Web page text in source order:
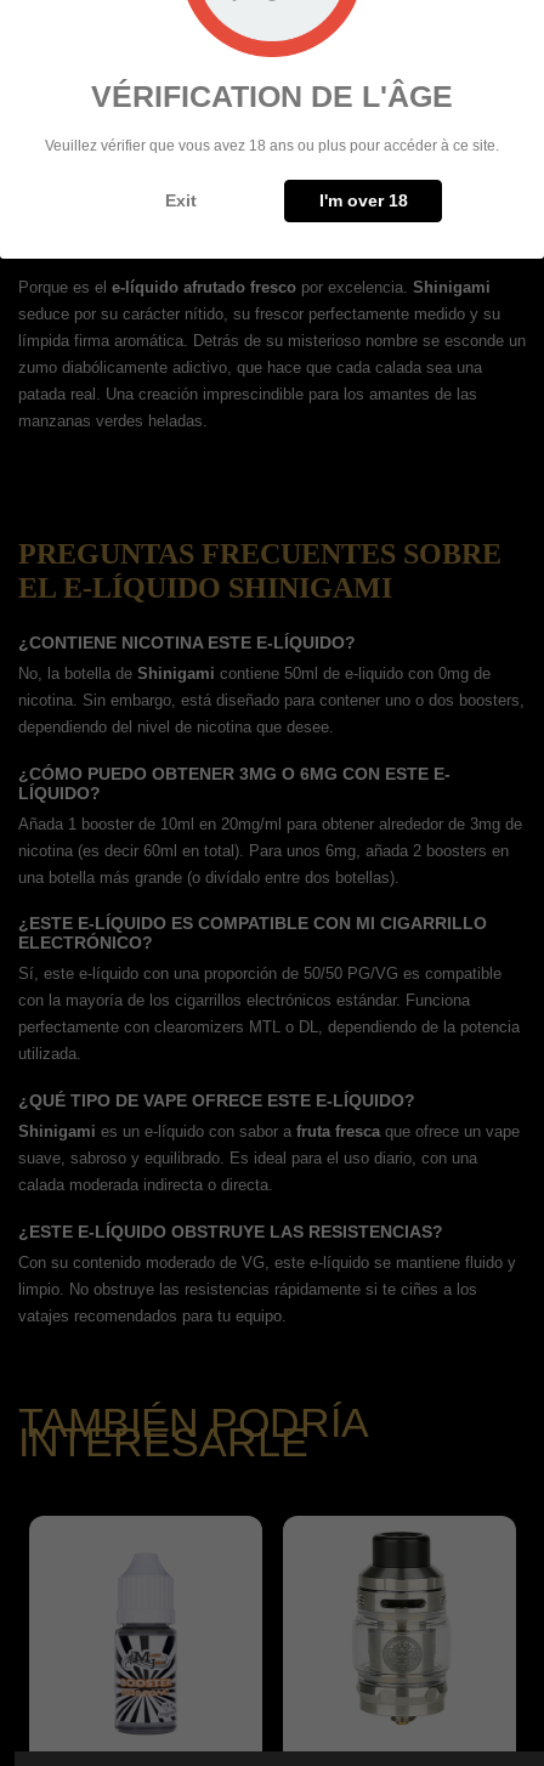
proporción 50/50 PG/VG
, este líquido ofrece un equilibrio perfecto
entre la reproducción del sabor y la producción de vapor. Fluido, es
¿POR QUÉ ELEGIR SHINIGAMI?
Porque es el e-líquido afrutado fresco por excelencia. Shinigami
seduce por su carácter nítido, su frescor perfectamente medido y su
límpida firma aromática. Detrás de su misterioso nombre se esconde un
zumo diabólicamente adictivo, que hace que cada calada sea una
patada real. Una creación imprescindible para los amantes de las
manzanas verdes heladas.
PREGUNTAS FRECUENTES SOBRE
EL E-LÍQUIDO SHINIGAMI
¿CONTIENE NICOTINA ESTE E-LÍQUIDO?
No, la botella de Shinigami contiene 50ml de e-liquido con 0mg de
nicotina. Sin embargo, está diseñado para contener uno o dos boosters,
dependiendo del nivel de nicotina que desee.
¿CÓMO PUEDO OBTENER 3MG O 6MG CON ESTE E-
LÍQUIDO?
Añada 1 booster de 10ml en 20mg/ml para obtener alrededor de 3mg de
nicotina (es decir 60ml en total). Para unos 6mg, añada 2 boosters en
una botella más grande (o divídalo entre dos botellas).
¿ESTE E-LÍQUIDO ES COMPATIBLE CON MI CIGARRILLO
ELECTRÓNICO?
Sí, este e-líquido con una proporción de 50/50 PG/VG es compatible
con la mayoría de los cigarrillos electrónicos estándar. Funciona
perfectamente con clearomizers MTL o DL, dependiendo de la potencia
utilizada.
¿QUÉ TIPO DE VAPE OFRECE ESTE E-LÍQUIDO?
Shinigami es un e-líquido con sabor a fruta frescaque ofrece un vape
suave, sabroso y equilibrado. Es ideal para el uso diario, con una
calada moderada indirecta o directa.
¿ESTE E-LÍQUIDO OBSTRUYE LAS RESISTENCIAS?
Con su contenido moderado de VG, este e-líquido se mantiene fluido y
limpio. No obstruye las resistencias rápidamente si te ciñes a los
vatajes recomendados para tu equipo.
TAMBIÉN PODRÍA
INTERESARLE
VÉRIFICATION DE L'ÂGE
Veuillez vérifier que vous avez 18 ans ou plus pour accéder à ce site.
Exit I'm over 18